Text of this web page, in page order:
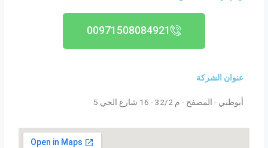
00971508084921
عنوان الشركة
أبوظبي - المصفح - م 32/2 - 16 شارع الحي 5